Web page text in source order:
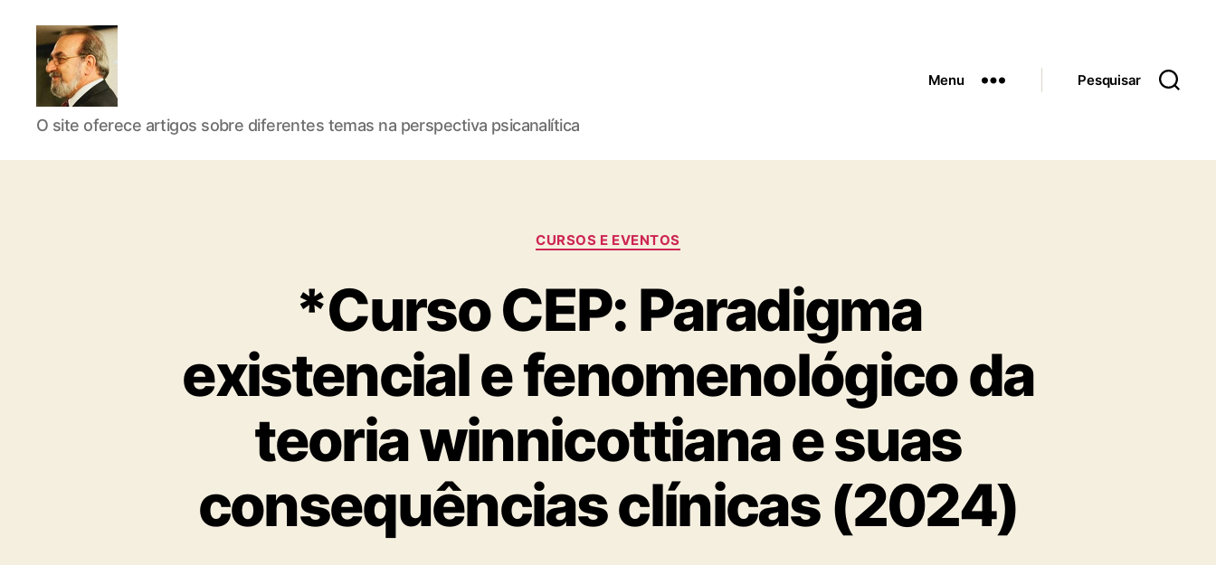
Roberto
Psicanalista
O site oferece artigos sobre diferentes temas na perspectiva psicanalítica
Menu Pesquisar
Categorias
CURSOS E EVENTOS
*Curso CEP: Paradigma
existencial e fenomenológico da
teoria winnicottiana e suas
consequências clínicas (2024)